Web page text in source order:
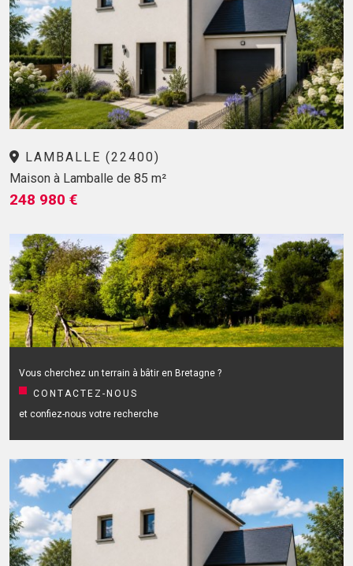
LAMBALLE (22400)
Maison à Lamballe de 85 m²
248 980 €
Vous cherchez un terrain à bâtir en Bretagne ?
CONTACTEZ-NOUS
et confiez-nous votre recherche